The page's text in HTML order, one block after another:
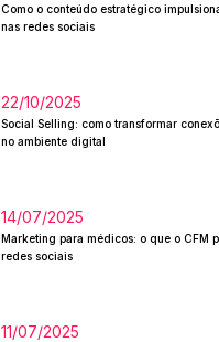
Como o conteúdo estratégico
nas redes sociais
22/10/2025
Social Selling: como transformar
no ambiente digital
14/07/2025
Marketing para médicos: o que o CFM
redes sociais
11/07/2025